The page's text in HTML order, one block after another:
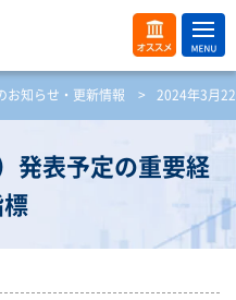
オス
スメ
ME
NU
開
く
お知らせ・更新情報 > 2024年3月
発表予定の重要経